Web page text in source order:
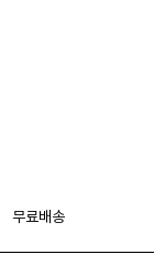
무료배송